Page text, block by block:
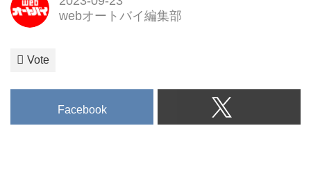
webオートバイ編集部
Vote
Facebook